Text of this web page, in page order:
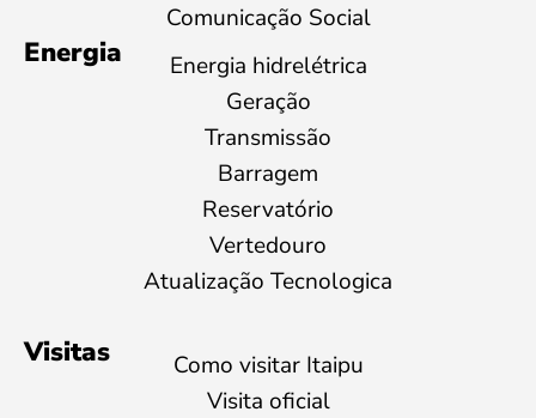
Comunicação Social
Energia
Energia hidrelétrica
Geração
Transmissão
Barragem
Reservatório
Vertedouro
Atualização Tecnologica
Visitas
Como visitar Itaipu
Visita oficial